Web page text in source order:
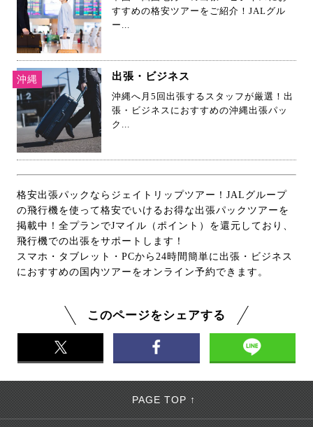
すすめの格安ツアーをご紹介！JALグル
ー...
沖縄 出張・ビジネス
沖縄へ月5回出張するスタッフが厳選！出
張・ビジネスにおすすめの沖縄出張パッ
ク...
格安出張パックならジェイトリップツアー！JALグループ
の飛行機を使って格安でいけるお得な出張パックツアーを
掲載中！全プランでJマイル（ポイント）を還元しており、
飛行機での出張をサポートします！
スマホ・タブレット・PCから24時間簡単に出張・ビジネス
におすすめの国内ツアーをオンライン予約できます。
このページをシェアする
PAGE TOP ↑